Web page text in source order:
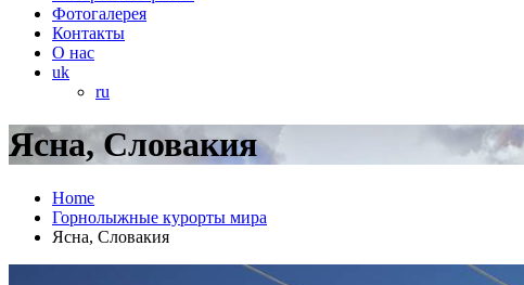
Фотогалерея
Контакты
О нас
uk
ru
Ясна, Словакия
Home
Горнолыжные курорты мира
Ясна, Словакия